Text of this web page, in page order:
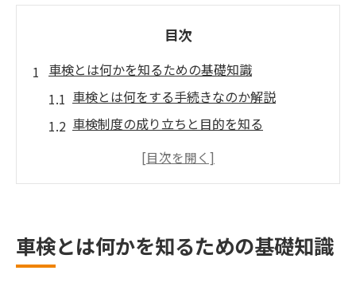
目次
車検とは何かを知るための基礎知識
車検とは何をする手続きなのか解説
車検制度の成り立ちと目的を知る
車検とは期間や更新の基本情報まとめ
車検制度の背景と田中角栄の影響
安全面から見た車検の本当の必要性
車検とは何かを知るための基礎知識